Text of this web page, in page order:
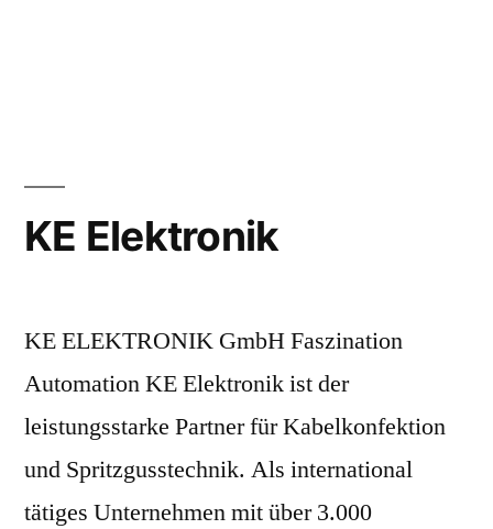
KE Elektronik
KE ELEKTRONIK GmbH Faszination
Automation KE Elektronik ist der
leistungsstarke Partner für Kabelkonfektion
und Spritzgusstechnik. Als international
tätiges Unternehmen mit über 3.000